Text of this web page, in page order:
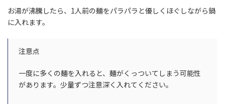
お湯が沸騰したら、1人前の麺をパラパラと優しくほぐしながら鍋
に入れます。
注意点
一度に多くの麺を入れると、麺がくっついてしまう可能性
があります。少量ずつ注意深く入れてください。